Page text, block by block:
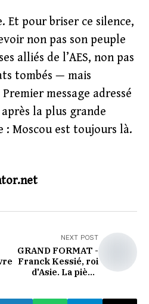
Et pour briser ce silence,
non pas son peuple
alliés de l’AES, non pas
tombés — mais
message adressé
la plus grande
: Moscou est toujours là.
NEXT POST
GRAND FORMAT -
Franck Kessié, roi
d'Asie. La pièce